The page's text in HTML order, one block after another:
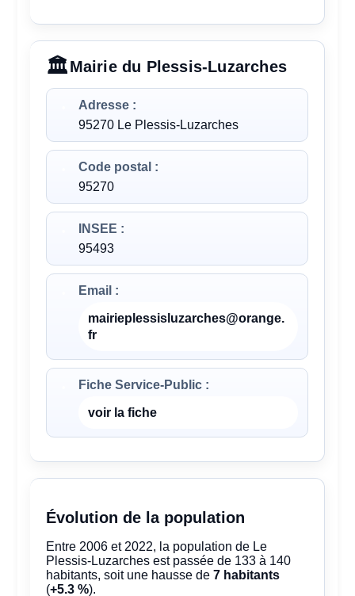
Mairie du Plessis-Luzarches
Adresse :
95270 Le Plessis-Luzarches
Code postal :
95270
INSEE :
95493
Email :
mairieplessisluzarches@orange.
fr
Fiche Service-Public :
voir la fiche
Évolution de la population
Entre 2006 et 2022, la population de Le
Plessis-Luzarches est passée de 133 à 140
habitants, soit une hausse de7 habitants
(+5.3 %).